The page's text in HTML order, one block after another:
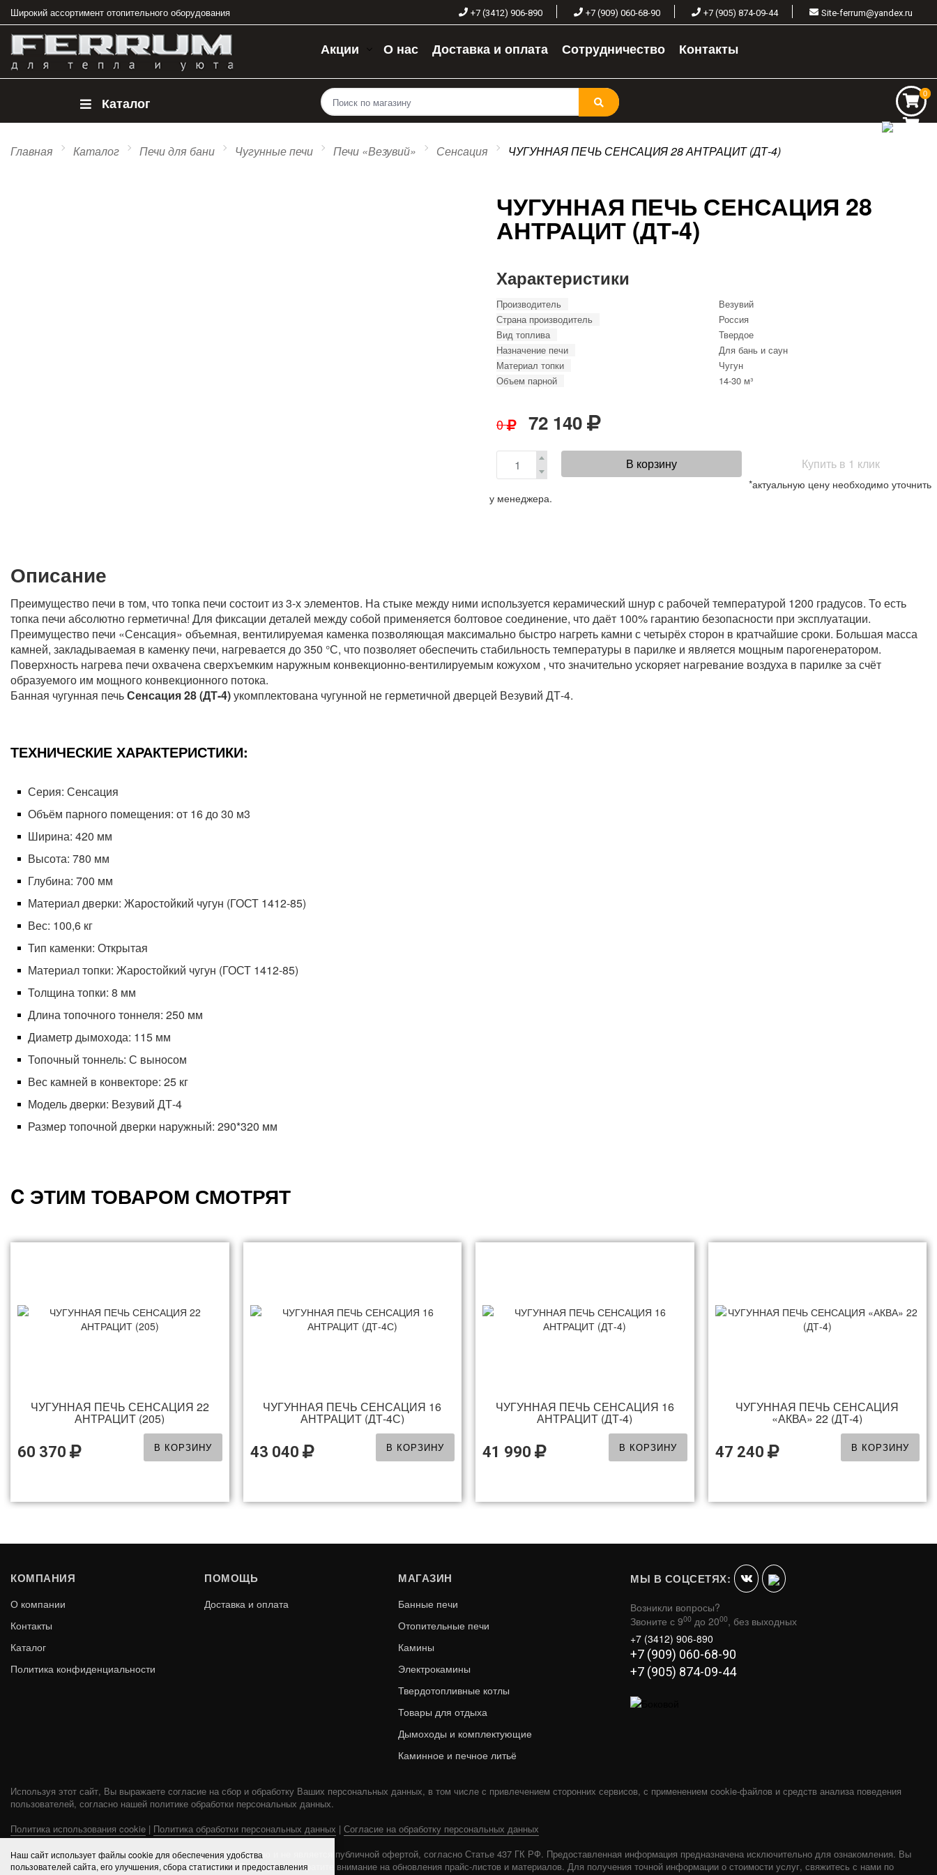
Широкий ассортимент отопительного оборудования +7 (3412) 906-890 +7 (909) 060-68-90 +7 (905) 874-09-44 Site-ferrum@yandex.ru
Акции О нас Доставка и оплата Сотрудничество Контакты
Каталог
0
0
Главная Каталог Печи для бани Чугунные печи Печи «Везувий» Сенсация ЧУГУННАЯ ПЕЧЬ СЕНСАЦИЯ 28 АНТРАЦИТ (ДТ-4)
ЧУГУННАЯ ПЕЧЬ СЕНСАЦИЯ 28
АНТРАЦИТ (ДТ-4)
Характеристики
Производитель
Везувий
Страна производитель
Россия
Вид топлива
Твердое
Назначение печи
Для бань и саун
Материал топки
Чугун
Объем парной
14-30 м³
0 72 140
В корзину Купить в 1 клик
*актуальную цену необходимо уточнить
у менеджера.
Описание
Преимущество печи в том, что топка печи состоит из 3-х элементов. На стыке между ними используется керамический шнур с рабочей температурой 1200 градусов. То есть
топка печи абсолютно герметична! Для фиксации деталей между собой применяется болтовое соединение, что даёт 100% гарантию безопасности при эксплуатации.
Преимущество печи «Сенсация» объемная, вентилируемая каменка позволяющая максимально быстро нагреть камни с четырёх сторон в кратчайшие сроки. Большая масса
камней, закладываемая в каменку печи, нагревается до 350 °С, что позволяет обеспечить стабильность температуры в парилке и является мощным парогенератором.
Поверхность нагрева печи охвачена сверхъемким наружным конвекционно-вентилируемым кожухом , что значительно ускоряет нагревание воздуха в парилке за счёт
образуемого им мощного конвекционного потока.
Банная чугунная печьСенсация 28 (ДТ-4)укомплектована чугунной не герметичной дверцей Везувий ДТ-4.
ТЕХНИЧЕСКИЕ ХАРАКТЕРИСТИКИ:
Серия: Сенсация
Объём парного помещения: от 16 до 30 м3
Ширина: 420 мм
Высота: 780 мм
Глубина: 700 мм
Материал дверки: Жаростойкий чугун (ГОСТ 1412-85)
Вес: 100,6 кг
Тип каменки: Открытая
Материал топки: Жаростойкий чугун (ГОСТ 1412-85)
Толщина топки: 8 мм
Длина топочного тоннеля: 250 мм
Диаметр дымохода: 115 мм
Топочный тоннель: С выносом
Вес камней в конвекторе: 25 кг
Модель дверки: Везувий ДТ-4
Размер топочной дверки наружный: 290*320 мм
C ЭТИМ ТОВАРОМ СМОТРЯТ
ЧУГУННАЯ ПЕЧЬ СЕНСАЦИЯ 22
АНТРАЦИТ (205)
60 370 В КОРЗИНУ
ЧУГУННАЯ ПЕЧЬ СЕНСАЦИЯ 16
АНТРАЦИТ (ДТ-4С)
43 040 В КОРЗИНУ
ЧУГУННАЯ ПЕЧЬ СЕНСАЦИЯ 16
АНТРАЦИТ (ДТ-4)
41 990 В КОРЗИНУ
ЧУГУННАЯ ПЕЧЬ СЕНСАЦИЯ
«АКВА» 22 (ДТ-4)
47 240 В КОРЗИНУ
ЧУГУННАЯ ПЕЧЬ СЕНСАЦИЯ 12 ЧУГУННАЯ ПЕЧЬ СЕНСАЦИЯ 16
50 390
КОМПАНИЯ
О компании
Контакты
Каталог
Политика конфиденциальности
ПОМОЩЬ
Доставка и оплата
МАГАЗИН
Банные печи
Отопительные печи
Камины
Электрокамины
Твердотопливные котлы
Товары для отдыха
Дымоходы и комплектующие
Каминное и печное литьё
МЫ В СОЦСЕТЯХ:
Возникли вопросы?
Звоните с 900 до 2000, без выходных
+7 (3412) 906-890
+7 (909) 060-68-90
+7 (905) 874-09-44
Используя этот сайт, Вы выражаете согласие на сбор и обработку Ваших персональных данных, в том числе с привлечением сторонних сервисов, с применением cookie-файлов и средств анализа поведения
пользователей, согласно нашей политике обработки персональных данных.
Политика использования cookie | Политика обработки персональных данных | Согласие на обработку персональных данных
Наш веб-ресурс предоставляет исключительно информацию и не является публичной офертой, согласно Статье 437 ГК РФ. Предоставленная информация предназначена исключительно для ознакомления. Вы
соглашаетесь использовать ее на свой страх и риск. Пожалуйста, обратите внимание на обновления прайс-листов и материалов. Для получения точной информации о стоимости услуг, свяжитесь с нами по
Наш сайт использует файлы cookie для обеспечения удобства
пользователей сайта, его улучшения, сбора статистики и предоставления